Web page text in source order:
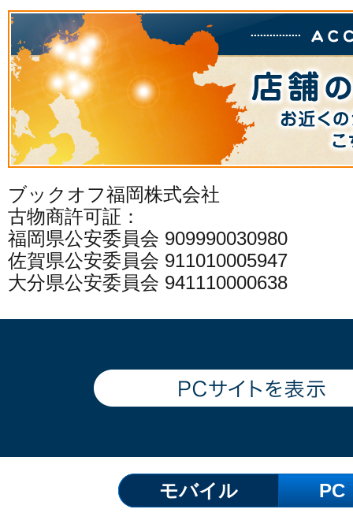
ブックオフ福岡株式会社
古物商許可証：
福岡県公安委員会 909990030980
佐賀県公安委員会 911010005947
大分県公安委員会 941110000638
モバイル PC